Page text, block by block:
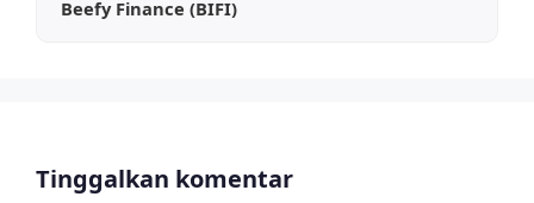
Beefy Finance (BIFI)
Tinggalkan komentar